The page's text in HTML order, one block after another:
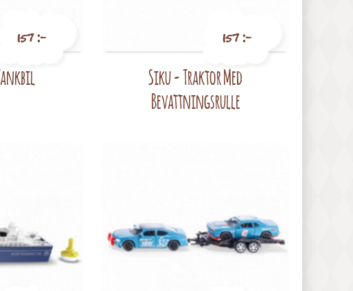
157 :-
Pris
157 :-
Siku - Traktor Med
Bevattningsrulle